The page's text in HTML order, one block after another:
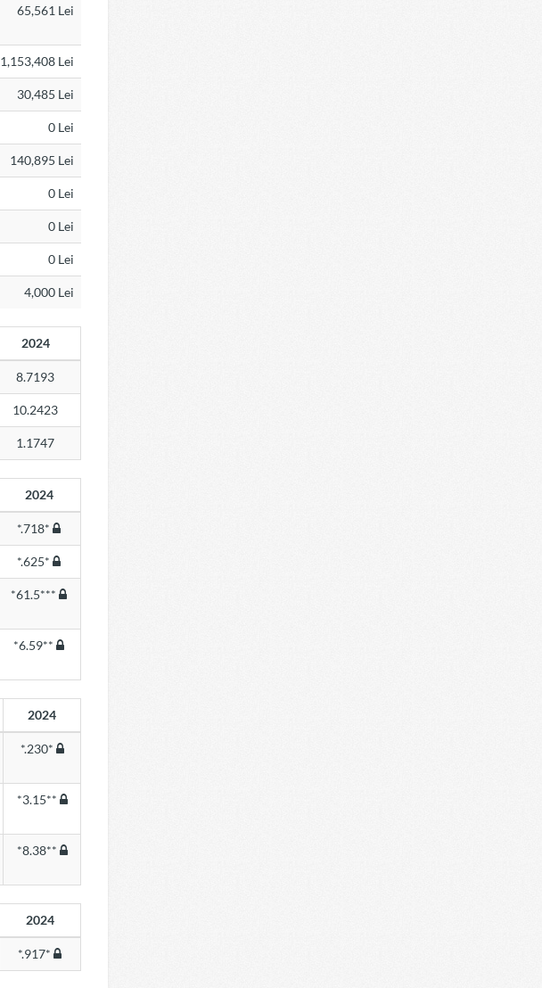
65,561 Lei
1,153,408 Lei
30,485 Lei
0 Lei
140,895 Lei
0 Lei
0 Lei
0 Lei
4,000 Lei
2024
8.7193
10.2423
1.1747
2024
*.718*
*.625*
*61.5***
*6.59**
2024
*.230*
*3.15**
*8.38**
2024
*.917*